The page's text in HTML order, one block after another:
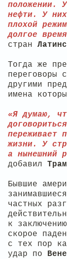
положении.
нефти. У
плохой
долгое
стран
Тогда же
переговоры с
другими
имена
«Я думаю,
договориться
переживает
жизни. У
а нынешний
добавил
Бывшие
частных
к
скорое
с тех пор
удар по